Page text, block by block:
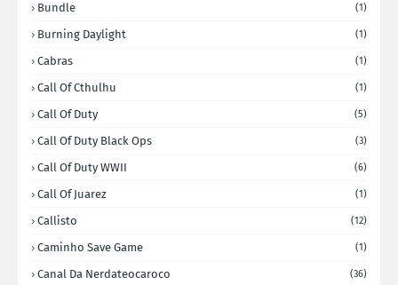
Bundle (1)
Burning Daylight (1)
Cabras (1)
Call Of Cthulhu (1)
Call Of Duty (5)
Call Of Duty Black Ops (3)
Call Of Duty WWII (6)
Call Of Juarez (1)
Callisto (12)
Caminho Save Game (1)
Canal Da Nerdateocaroco (36)